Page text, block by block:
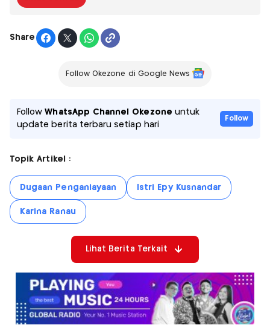
Share
Follow Okezone di Google News
FollowWhatsApp Channel Okezone untuk
update berita terbaru setiap hari
Follow
Topik Artikel :
Dugaan Penganiayaan Istri Epy Kusnandar
Karina Ranau
Lihat Berita Terkait